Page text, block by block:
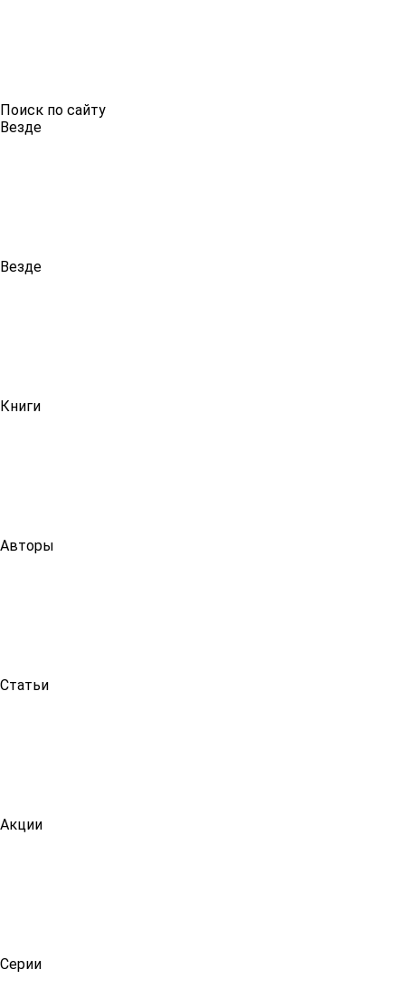
Поиск по сайту
Везде
Везде
Книги
Авторы
Статьи
Акции
Серии